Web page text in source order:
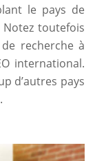
le pays de
toutefois
recherche à
international.
d’autres pays